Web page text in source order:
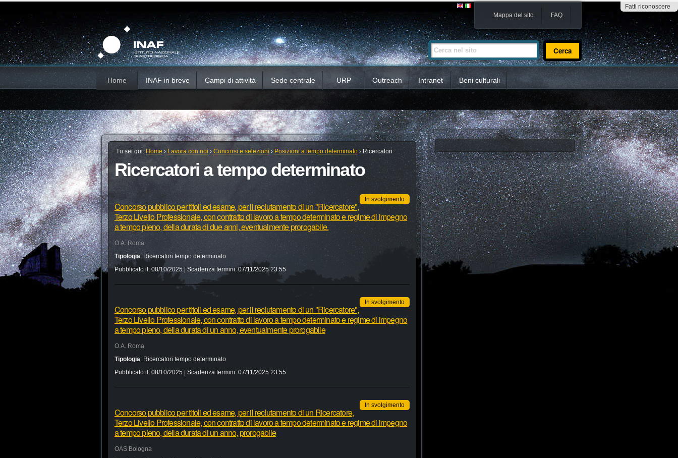
Fatti riconoscere
contenuti.
Salta
alla
navigazione
Mappa del sito FAQ
Cerca nel sito
Ricerca
avanzata…
Home INAF in breve Campi di attività Sede centrale URP Outreach Intranet Beni culturali
Tu sei qui: Home › Lavora con noi › Concorsi e selezioni › Posizioni a tempo determinato › Ricercatori
Ricercatori a tempo determinato
In svolgimento
Concorso pubblico per titoli ed esame, per il reclutamento di un "Ricercatore",
Terzo Livello Professionale, con contratto di lavoro a tempo determinato e regime di impegno
a tempo pieno, della durata di due anni, eventualmente prorogabile.
O.A. Roma
Tipologia: Ricercatori tempo determinato
Pubblicato il: 08/10/2025 | Scadenza termini:07/11/2025 23:55
In svolgimento
Concorso pubblico per titoli ed esame, per il reclutamento di un "Ricercatore",
Terzo Livello Professionale, con contratto di lavoro a tempo determinato e regime di impegno
a tempo pieno, della durata di un anno, eventualmente prorogabile
O.A. Roma
Tipologia: Ricercatori tempo determinato
Pubblicato il: 08/10/2025 | Scadenza termini: 07/11/2025 23:55
In svolgimento
Concorso pubblico per titoli ed esame, per il reclutamento di un Ricercatore,
Terzo Livello Professionale, con contratto di lavoro a tempo determinato e regime di impegno
a tempo pieno, della durata di un anno, prorogabile
OAS Bologna